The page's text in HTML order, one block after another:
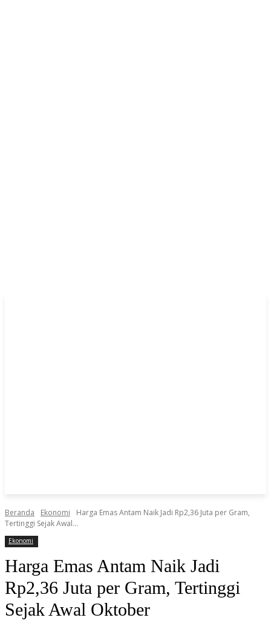
Beranda Ekonomi
Harga Emas Antam Naik Jadi Rp2,36 Juta per Gram,
Tertinggi Sejak Awal...
Ekonomi
Harga Emas Antam Naik Jadi
Rp2,36 Juta per Gram, Tertinggi
Sejak Awal Oktober